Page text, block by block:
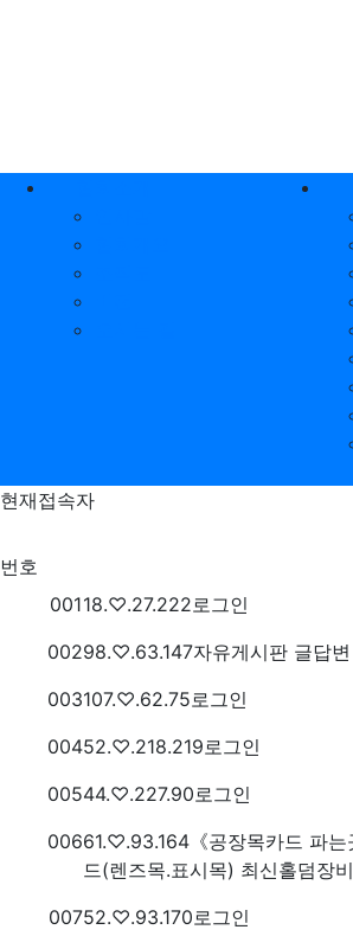
메인 메뉴
현재접속자
현재 접속자 목록
번호
번호
001접속자
18.♡.27.222 로그인
번호
002접속자
98.♡.63.147자유게시판 글답변
번호
003접속자
107.♡.62.75 로그인
번호
004접속자
52.♡.218.219 로그인
번호
005접속자
44.♡.227.90 로그인
번호
006접속자
61.♡.93.164 《공장목카드 파
드(렌즈목.표시목) 최신홀덤장
번호
007접속자
52.♡.93.170 로그인